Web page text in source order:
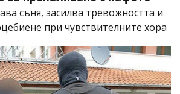
съня, засилва тревожността и
при чувствителните хора